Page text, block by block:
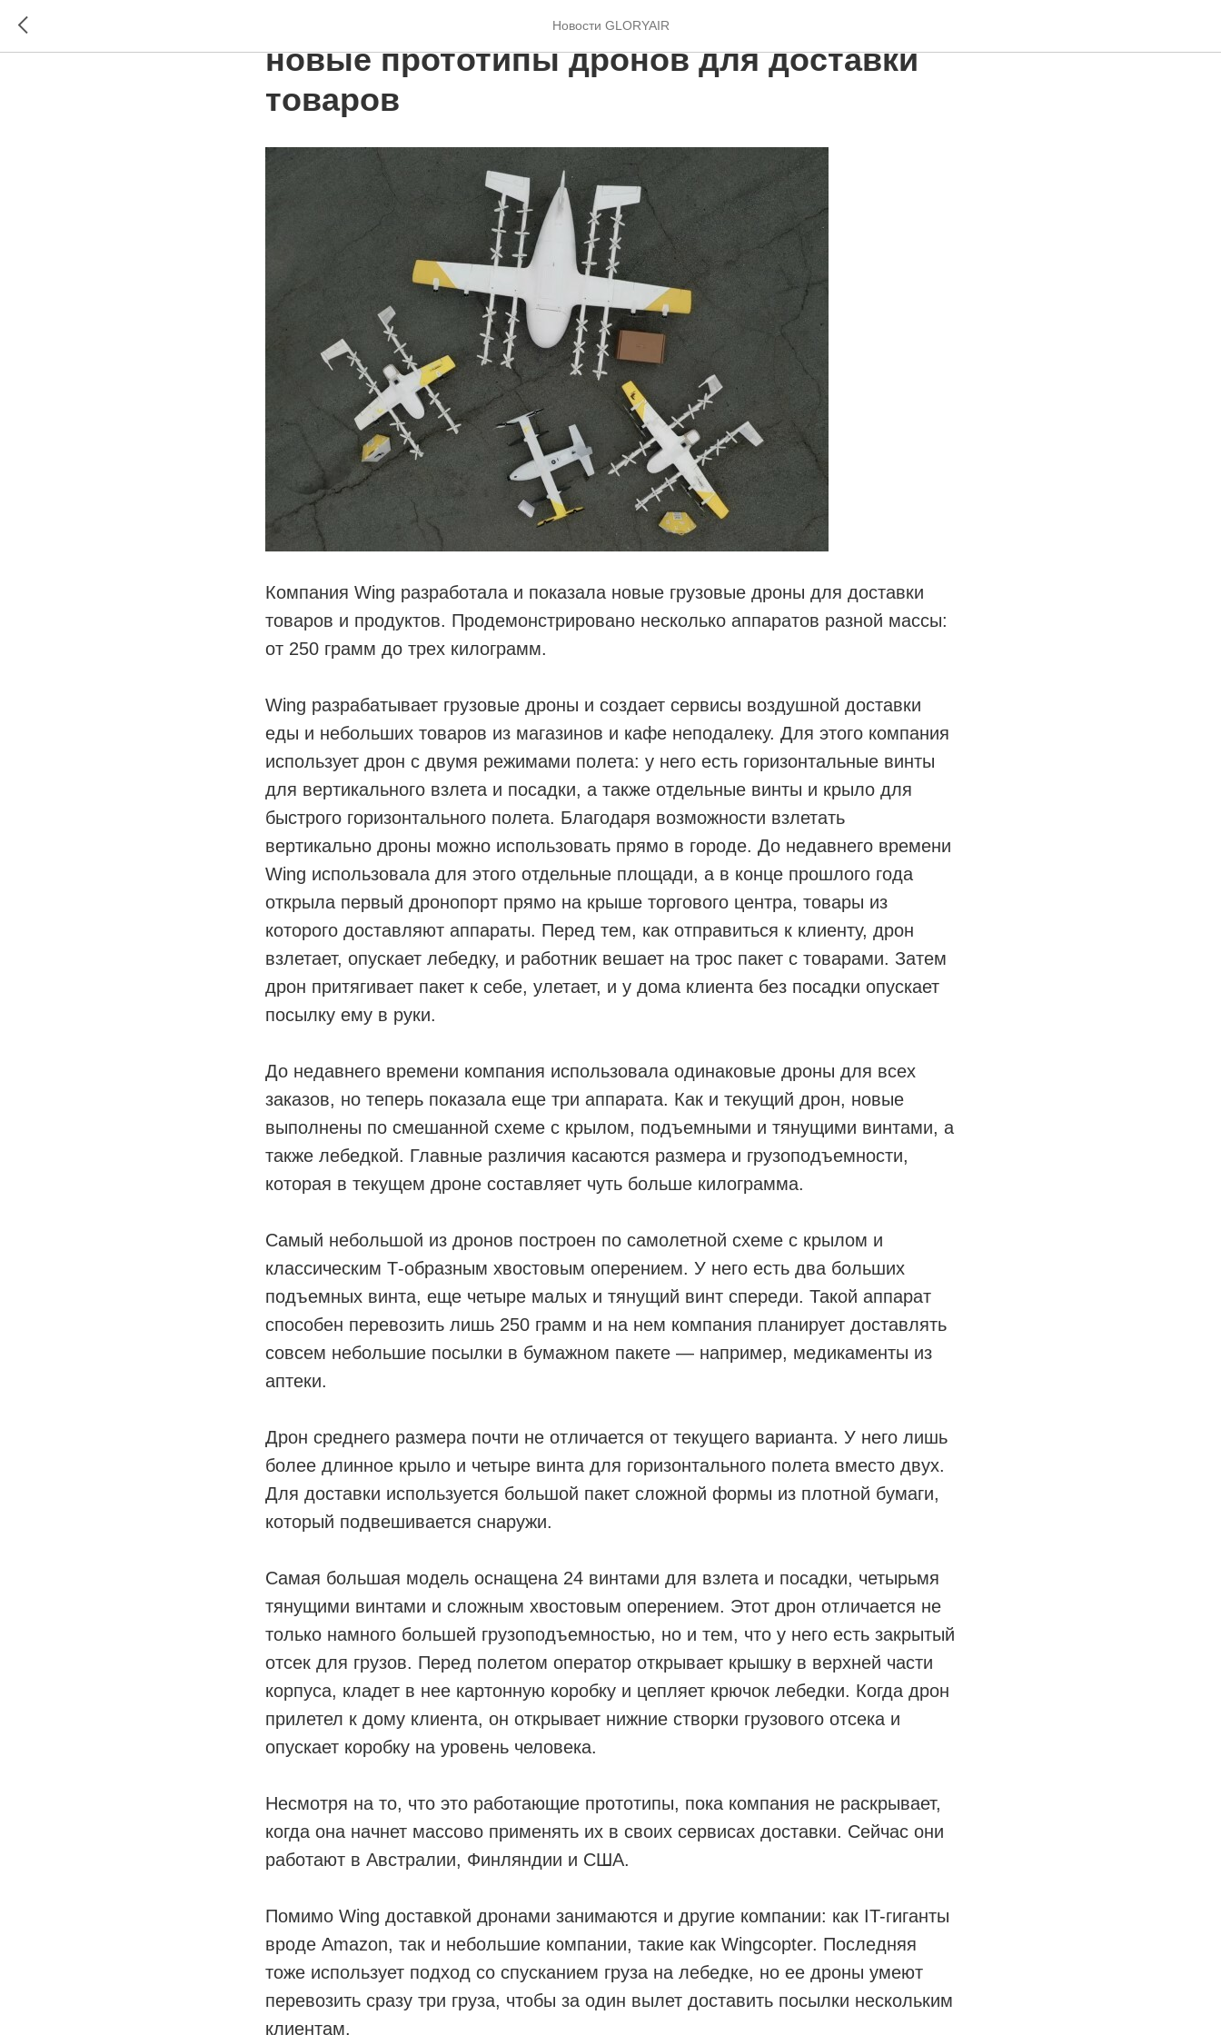
Новости GLORYAIR
Компания Wing продемонстрировала
новые прототипы дронов для доставки
товаров
Компания Wing разработала и показала новые грузовые дроны для доставки
товаров и продуктов. Продемонстрировано несколько аппаратов разной массы:
от 250 грамм до трех килограмм.
Wing разрабатывает грузовые дроны и создает сервисы воздушной доставки
еды и небольших товаров из магазинов и кафе неподалеку. Для этого компания
использует дрон с двумя режимами полета: у него есть горизонтальные винты
для вертикального взлета и посадки, а также отдельные винты и крыло для
быстрого горизонтального полета. Благодаря возможности взлетать
вертикально дроны можно использовать прямо в городе. До недавнего времени
Wing использовала для этого отдельные площади, а в конце прошлого года
открыла первый дронопорт прямо на крыше торгового центра, товары из
которого доставляют аппараты. Перед тем, как отправиться к клиенту, дрон
взлетает, опускает лебедку, и работник вешает на трос пакет с товарами. Затем
дрон притягивает пакет к себе, улетает, и у дома клиента без посадки опускает
посылку ему в руки.
До недавнего времени компания использовала одинаковые дроны для всех
заказов, но теперь показала еще три аппарата. Как и текущий дрон, новые
выполнены по смешанной схеме с крылом, подъемными и тянущими винтами, а
также лебедкой. Главные различия касаются размера и грузоподъемности,
которая в текущем дроне составляет чуть больше килограмма.
Самый небольшой из дронов построен по самолетной схеме с крылом и
классическим Т-образным хвостовым оперением. У него есть два больших
подъемных винта, еще четыре малых и тянущий винт спереди. Такой аппарат
способен перевозить лишь 250 грамм и на нем компания планирует доставлять
совсем небольшие посылки в бумажном пакете — например, медикаменты из
аптеки.
Дрон среднего размера почти не отличается от текущего варианта. У него лишь
более длинное крыло и четыре винта для горизонтального полета вместо двух.
Для доставки используется большой пакет сложной формы из плотной бумаги,
который подвешивается снаружи.
Самая большая модель оснащена 24 винтами для взлета и посадки, четырьмя
тянущими винтами и сложным хвостовым оперением. Этот дрон отличается не
только намного большей грузоподъемностью, но и тем, что у него есть закрытый
отсек для грузов. Перед полетом оператор открывает крышку в верхней части
корпуса, кладет в нее картонную коробку и цепляет крючок лебедки. Когда дрон
прилетел к дому клиента, он открывает нижние створки грузового отсека и
опускает коробку на уровень человека.
Несмотря на то, что это работающие прототипы, пока компания не раскрывает,
когда она начнет массово применять их в своих сервисах доставки. Сейчас они
работают в Австралии, Финляндии и США.
Помимо Wing доставкой дронами занимаются и другие компании: как IT-гиганты
вроде Amazon, так и небольшие компании, такие как Wingcopter. Последняя
тоже использует подход со спусканием груза на лебедке, но ее дроны умеют
перевозить сразу три груза, чтобы за один вылет доставить посылки нескольким
клиентам.